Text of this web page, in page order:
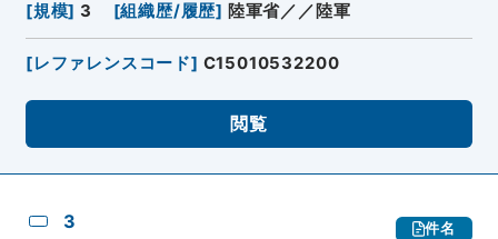
[規模] 3 [組織歴/履歴] 陸軍省／／陸軍
[レファレンスコード] C15010532200
閲覧
3 件名